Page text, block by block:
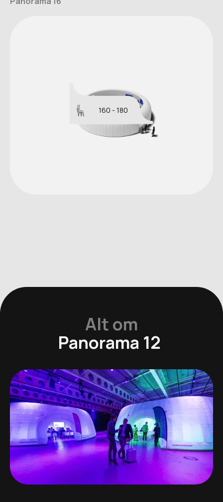
160 - 180
Alt om
Panorama 12